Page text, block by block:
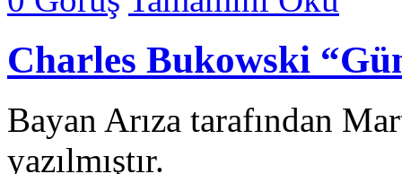
Charles Bukowski
Bayan Arıza tarafından
yazılmıştır.